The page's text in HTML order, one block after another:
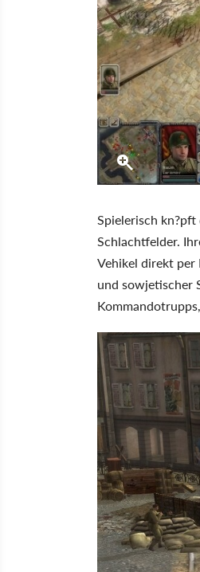
Spielerisch kn?pft
Schlachtfelder.
Vehikel direkt per
und sowjetischer